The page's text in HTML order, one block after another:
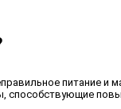
питание и
способствующие